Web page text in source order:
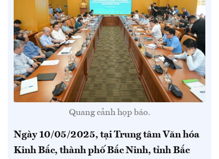
Quang cảnh họp báo.
Ngày 10/05/2025, tại Trung tâm Văn hóa
Kinh Bắc, thành phố Bắc Ninh, tỉnh Bắc